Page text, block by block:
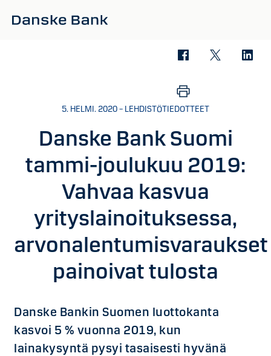
5. HELMI. 2020 – LEHDISTÖTIEDOTTEET
Danske Bank Suomi
tammi-joulukuu 2019:
Vahvaa kasvua
yrityslainoituksessa,
arvonalentumisvaraukset
painoivat tulosta
Danske Bankin Suomen luottokanta
kasvoi 5 % vuonna 2019, kun
lainakysyntä pysyi tasaisesti hyvänä